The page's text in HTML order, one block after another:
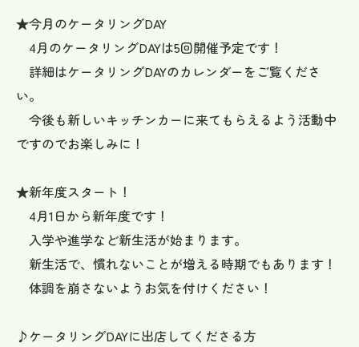
★今月のケータリングDAY
4月のケータリングDAYは5回開催予定です！
詳細はケータリングDAYのカレンダーをご覧くださ
い。
今後も新しいキッチンカーに来てもらえるよう活動中
ですのでお楽しみに！
★新年度スタート！
4月1日から新年度です！
入学や進学など新生活が始まります。
新生活で、慣れないことが増える時期でもあります！
体調を崩さないようお気を付けください！
♪ケータリングDAYに出店してくださる方